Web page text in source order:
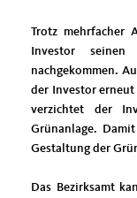
Trotz mehrfacher
Investor
nachgekommen.
der Investor erneut
verzichtet der
Grünanlage.
Gestaltung der
Das Bezirksamt